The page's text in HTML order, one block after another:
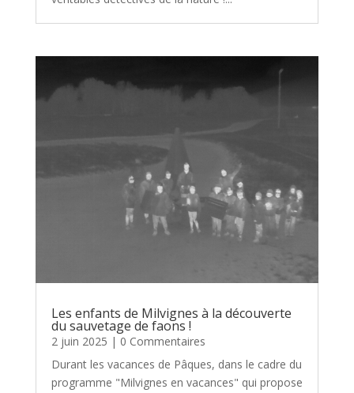
Les enfants de Milvignes à la découverte
du sauvetage de faons !
2 juin 2025 | 0 Commentaires
Durant les vacances de Pâques, dans le cadre du
programme "Milvignes en vacances" qui propose